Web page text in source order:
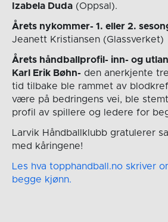
Izabela Duda(Oppsal).
Årets nykommer- 1. eller 2.
Jeanett Kristiansen (Glassverket)
Årets håndballprofil- inn- og
Karl Erik Bøhn- den anerkjente
tid tilbake ble rammet av
være på bedringens vei, ble
profil av spillere og ledere for
Larvik Håndballklubb gratulerer
med kåringene!
Les hva topphandball.no skriver
begge kjønn.